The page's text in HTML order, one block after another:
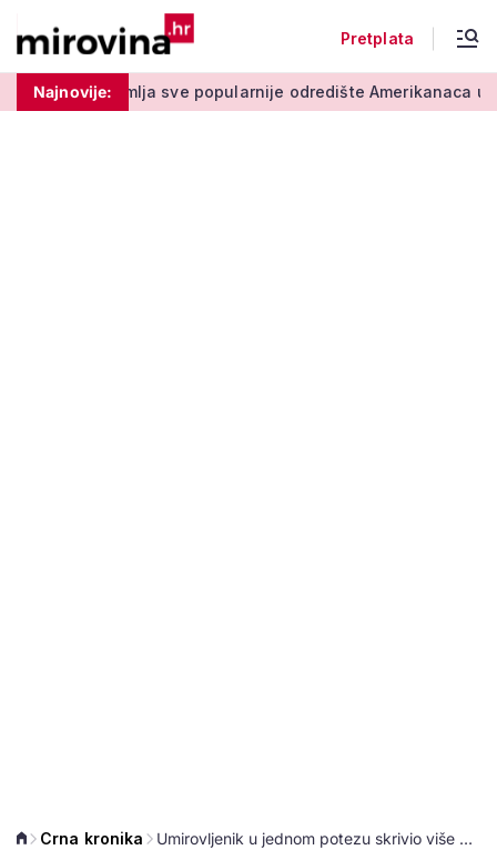
Pretplata
Najnovije:
sve popularnije odredište Amerikanaca u mirovini: Pruža
Crna kronika Umirovljenik u jednom potezu skrivio više nesreća: Napravio štetu od 4.500 eura